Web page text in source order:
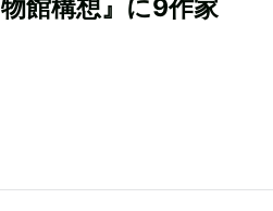
物館構想』に9作家